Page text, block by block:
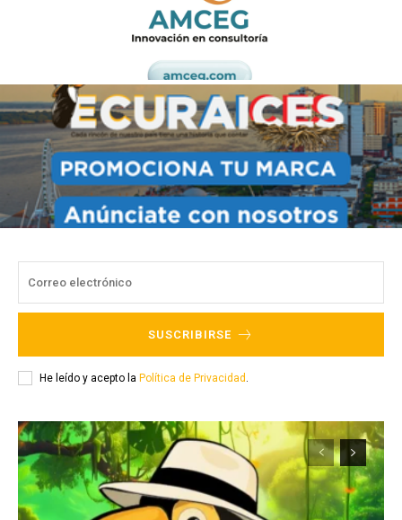
SUSCRIBIRSE
He leído y acepto la Política de Privacidad